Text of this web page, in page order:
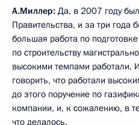
А.Миллер: Да, в 2007 году
Правительства, и за три года
большая работа по
по строительству
высокими темпами работали.
говорить, что работали
до этого поручение по
компании, и, к сожалению, в
что делалось.